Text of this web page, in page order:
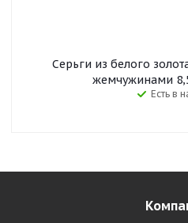
Серьги из белого
жемчужинами
Есть в